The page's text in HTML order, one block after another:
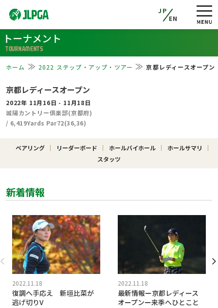
JP
EN
トーナメント
TOURNAMENTS
ホーム 2022 ステップ・アップ・ツアー 京都レディースオープン
京都レディースオープン
2022年 11月16日 - 11月18日
城陽カントリー倶楽部(京都府)
/ 6,419Yards Par72(36,36)
ペアリング リーダーボード ホールバイホール
ホールサマリ
スタッツ
新着情報
2022.11.18
復調へ手応え 新垣比菜が
逃げ切りV
2022.11.18
最新情報ー京都レディース
オープンー来季へひとこと